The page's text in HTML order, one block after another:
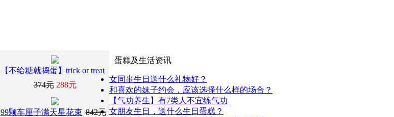
【不给糖就捣蛋】trick or treat
374元 288元
99颗车厘子满天星花束 842元
蛋糕及生活资讯
女同事生日送什么礼物好？
和喜欢的妹子约会，应该选择什么样的场合？
【气功养生】有7类人不宜练气功
女朋友生日，送什么生日蛋糕？